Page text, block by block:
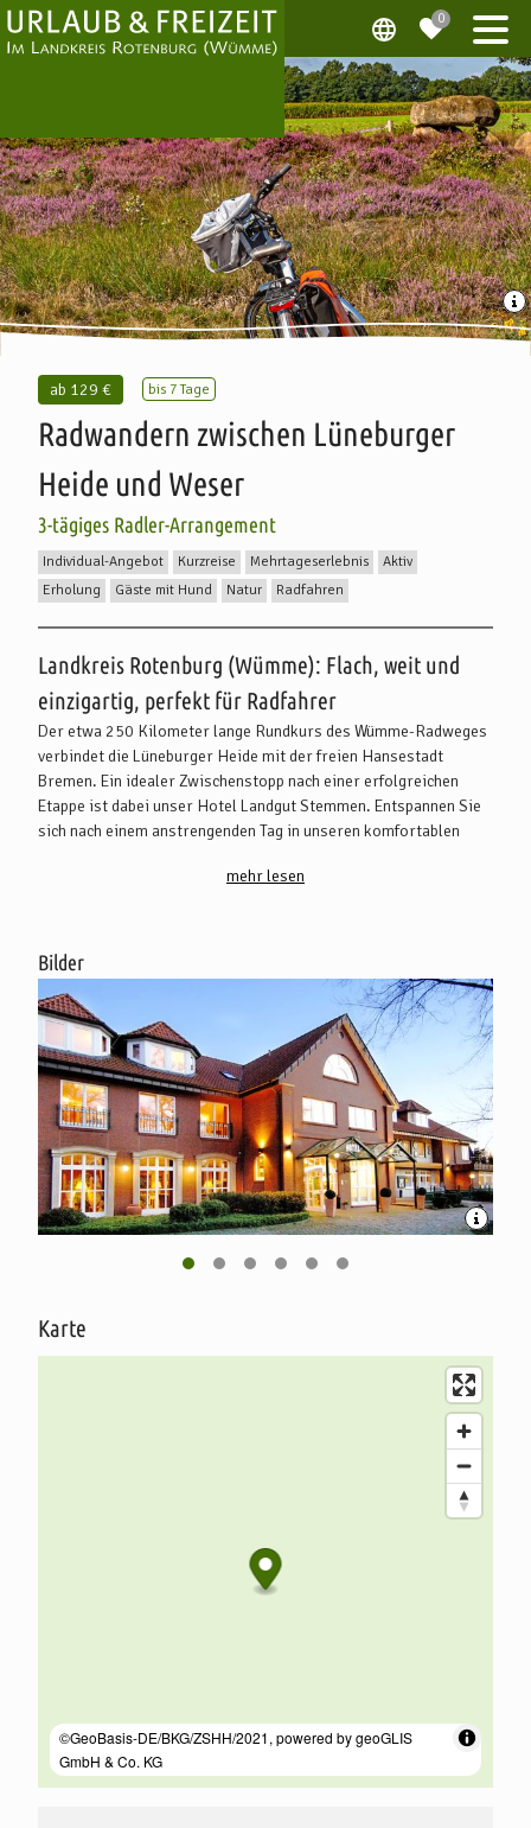
ab 129 € bis 7 Tage
Radwandern zwischen Lüneburger
Heide und Weser
3-tägiges Radler-Arrangement
Individual-Angebot Kurzreise Mehrtageserlebnis
Aktiv
Erholung
Gäste mit Hund Natur Radfahren
Beschreibung
Landkreis Rotenburg (Wümme): Flach, weit und
einzigartig, perfekt für Radfahrer
Der etwa 250 Kilometer lange Rundkurs des Wümme-Radweges
verbindet die Lüneburger Heide mit der freien Hansestadt
Bremen. Ein idealer Zwischenstopp nach einer erfolgreichen
Etappe ist dabei unser Hotel Landgut Stemmen. Entspannen Sie
sich nach einem anstrengenden Tag in unseren komfortablen
mehr lesen
Bilder
Karte